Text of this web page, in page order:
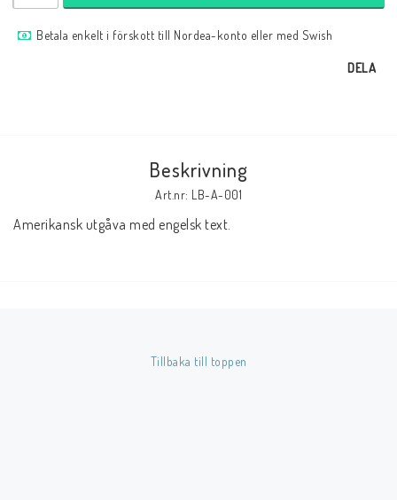
Inkl. Moms
Betala enkelt i förskott till Nordea-konto eller med Swish
DELA
Beskrivning
Art.nr: LB-A-001
Amerikansk utgåva med engelsk text.
Tillbaka till toppen